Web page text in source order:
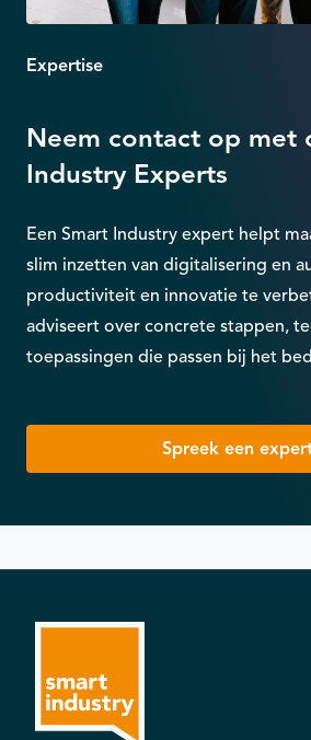
Expertise
Neem contact op met
Industry Experts
Een Smart Industry expert helpt
slim inzetten van digitalisering en
productiviteit en innovatie te
adviseert over concrete stappen,
toepassingen die passen bij het
Spreek een